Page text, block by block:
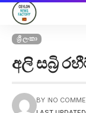
ශ්‍රී ලංකා
අලි සබ්‍රි
BY NO